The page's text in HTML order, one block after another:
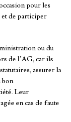
pour les
de participer
ou du
de l’AG, car ils
assurer la
bon
Leur
en cas de faute